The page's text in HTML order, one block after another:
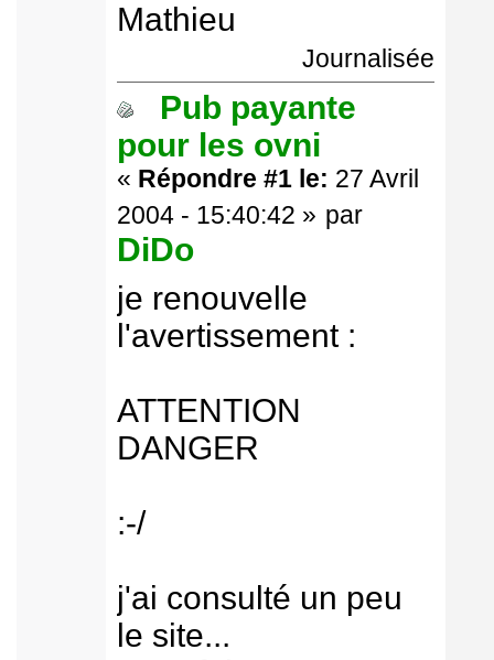
Mathieu
Journalisée
Pub payante
pour les ovni
« Répondre #1 le: 27 Avril
2004 - 15:40:42 » par
DiDo
je renouvelle
l'avertissement :
ATTENTION
DANGER
:-/
j'ai consulté un peu
le site...